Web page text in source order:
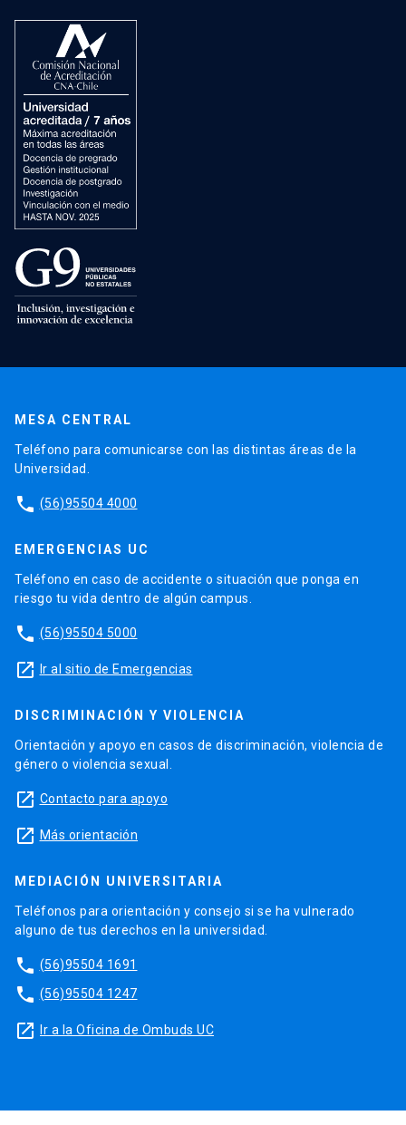
MESA CENTRAL
Teléfono para comunicarse con las distintas áreas de la
Universidad.
phone (56)95504 4000
EMERGENCIAS UC
Teléfono en caso de accidente o situación que ponga en
riesgo tu vida dentro de algún campus.
phone (56)95504 5000
launch Ir al sitio de Emergencias
DISCRIMINACIÓN Y VIOLENCIA
Orientación y apoyo en casos de discriminación, violencia de
género o violencia sexual.
launch Contacto para apoyo
launch Más orientación
MEDIACIÓN UNIVERSITARIA
Teléfonos para orientación y consejo si se ha vulnerado
alguno de tus derechos en la universidad.
phone (56)95504 1691
phone (56)95504 1247
launch Ir a la Oficina de Ombuds UC